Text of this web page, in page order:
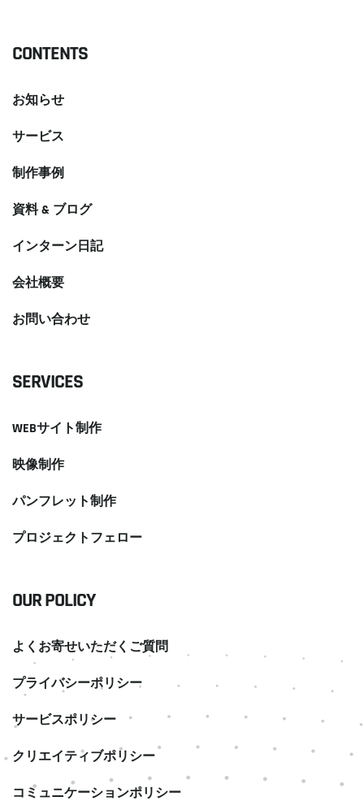
CONTENTS
お知らせ
サービス
制作事例
資料 & ブログ
インターン日記
会社概要
お問い合わせ
SERVICES
WEBサイト制作
映像制作
パンフレット制作
プロジェクトフェロー
OUR POLICY
よくお寄せいただくご質問
プライバシーポリシー
サービスポリシー
クリエイティブポリシー
コミュニケーションポリシー